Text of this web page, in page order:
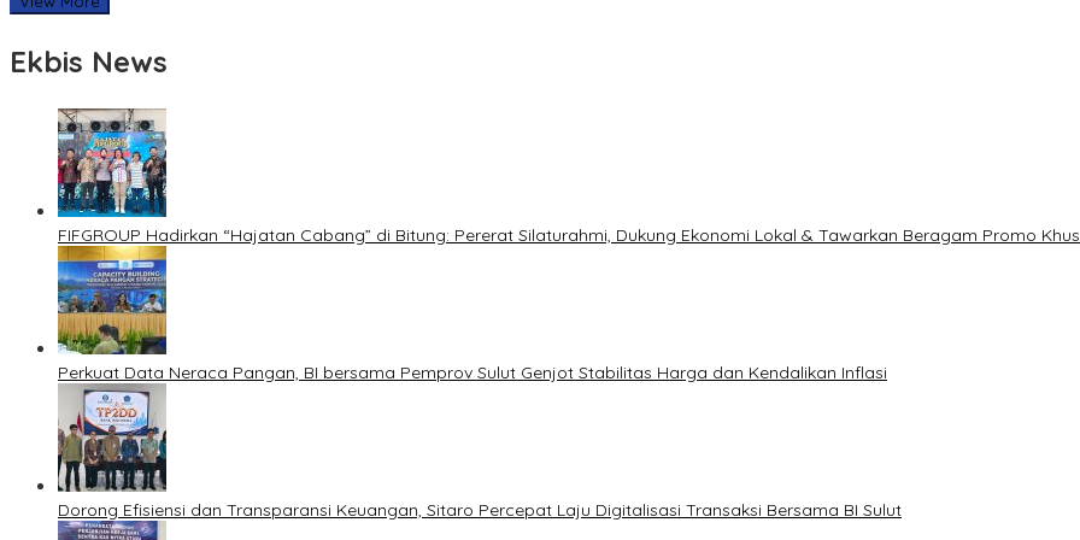
Ekbis News
FIFGROUP Hadirkan “Hajatan Cabang” di Bitung: Pererat Silaturahmi, Dukung Ekonomi Lokal & Tawarkan Beragam Promo
Perkuat Data Neraca Pangan, BI bersama Pemprov Sulut Genjot Stabilitas Harga dan Kendalikan Inflasi
Dorong Efisiensi dan Transparansi Keuangan, Sitaro Percepat Laju Digitalisasi Transaksi Bersama BI Sulut